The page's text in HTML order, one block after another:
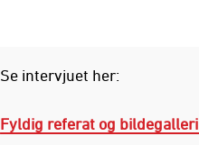
Se intervjuet her:
Fyldig referat og bildegalleri